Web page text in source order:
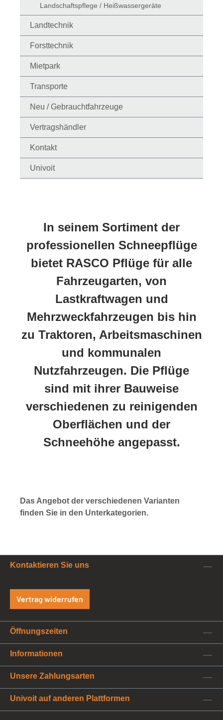
Landschaftspflege / Heißwassergeräte
Landtechnik
Forsttechnik
Mietpark
Transporte
Neu / Gebrauchtfahrzeuge
Vertragshändler
Kontakt
Univoit
In seinem Sortiment der
professionellen Schneepflüge
bietet RASCO Pflüge für alle
Fahrzeugarten, von
Lastkraftwagen und
Mehrzweckfahrzeugen bis hin
zu Traktoren, Arbeitsmaschinen
und kommunalen
Nutzfahrzeugen. Die Pflüge
sind mit ihrer Bauweise
verschiedenen zu reinigenden
Oberflächen und der
Schneehöhe angepasst.
Das Angebot der verschiedenen Varianten
finden Sie in den Unterkategorien.
Kontaktieren Sie uns
Vertrag widerrufen
Öffnungszeiten
Informationen
Unsere Zahlungsarten
Univoit auf anderen Plattformen